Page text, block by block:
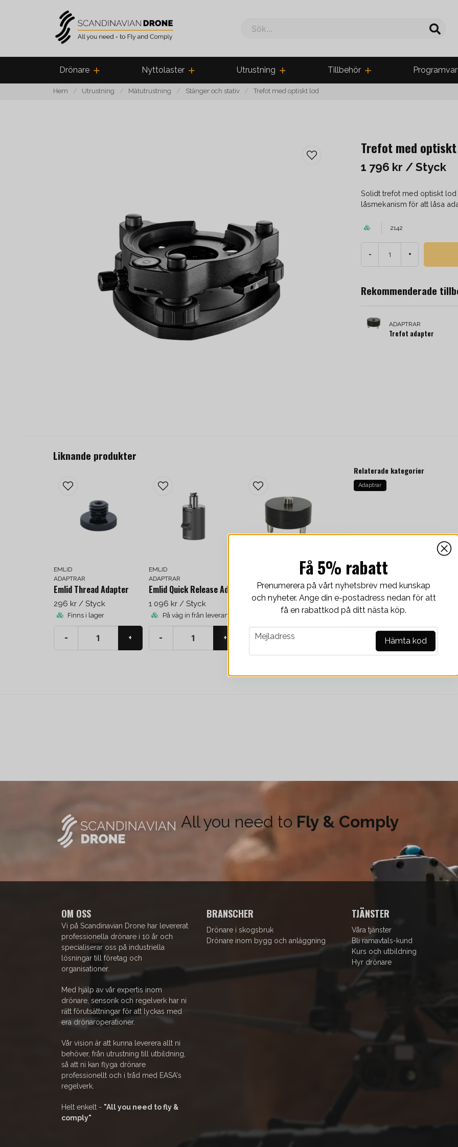
Sök...
Drönare Nyttolaster Utrustning Tillbehör
Hem Utrustning Mätutrustning Stänger och stativ Trefot med optiskt lod
Trefot med
1 796 kr / Styck
Solidt trefot med optiskt
låsmekanism för att låsa
2142
- +
Rekommenderade
ADAPTRAR
Trefot adapter
Liknande produkter
EMLID
ADAPTRAR
Emlid Thread Adapter
296 kr / Styck
Finns i lager
- +
EMLID
ADAPTRAR
1 096 kr / Styck
På väg in från leverantör
- +
Trefot adapter
796 kr / Styck
Finns i lager
-
Relaterade kategorier
Adaptrar
Få 5% rabatt
Prenumerera på vårt nyhetsbrev med kunskap
och nyheter. Ange din e-postadress nedan för att
få en rabattkod på ditt nästa köp.
Mejladress Hämta kod
All you need to Fly & Comply
OM OSS
Vi på Scandinavian Drone har levererat
professionella drönare i 10 år och
specialiserar oss på industriella
lösningar till företag och
organisationer.
Med hjälp av vår expertis inom
drönare, sensorik och regelverk har ni
rätt förutsättningar för att lyckas med
era drönaroperationer.
Vår vision är att kunna leverera allt ni
behöver, från utrustning till utbildning,
så att ni kan flyga drönare
professionellt och i tråd med EASA's
regelverk.
Helt enkelt - "All you need to fly &
comply"
BRANSCHER
Drönare i skogsbruk
Drönare inom bygg och anläggning
TJÄNSTER
Våra tjänster
Bli ramavtals-kund
Kurs och utbildning
Hyr drönare